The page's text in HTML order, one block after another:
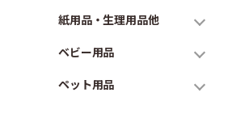
紙用品・生理用品他
ベビー用品
ペット用品